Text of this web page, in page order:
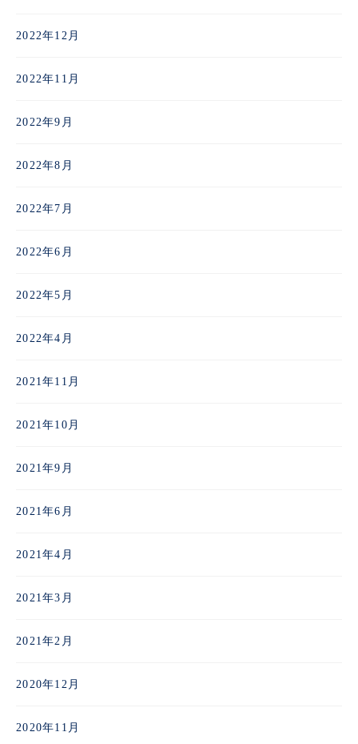
2022年12月
2022年11月
2022年9月
2022年8月
2022年7月
2022年6月
2022年5月
2022年4月
2021年11月
2021年10月
2021年9月
2021年6月
2021年4月
2021年3月
2021年2月
2020年12月
2020年11月